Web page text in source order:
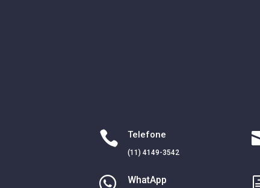
 Telefone
(11) 4149-3542
 WhatApp